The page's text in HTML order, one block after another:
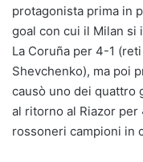
protagonista prima in
goal con cui il Milan si
La Coruña per 4-1
Shevchenko), ma poi
causò uno dei quattro
al ritorno al Riazor
rossoneri campioni in